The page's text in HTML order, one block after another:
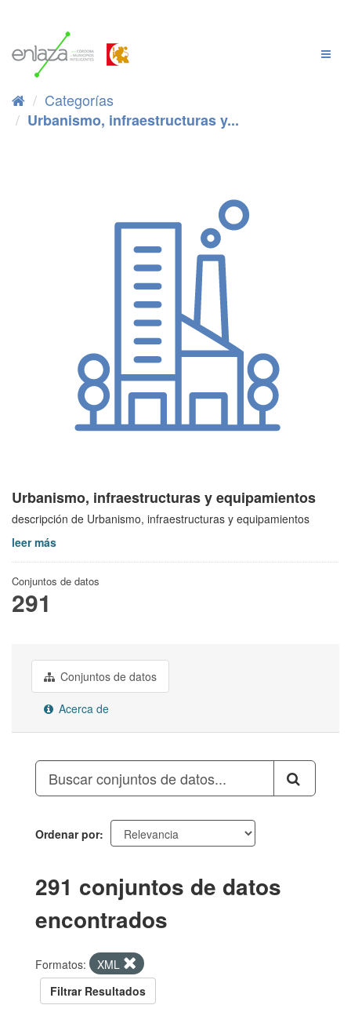
Categorías
Urbanismo, infraestructuras y...
Urbanismo, infraestructuras y equipamientos
descripción de Urbanismo, infraestructuras y equipamientos
leer más
Conjuntos de datos
291
Conjuntos de datos
Acerca de
Ordenar por
291 conjuntos de datos
encontrados
Formatos:
XML
Filtrar Resultados